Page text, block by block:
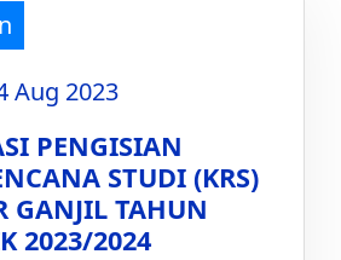
Aug 2023
PENGISIAN
STUDI (KRS)
GANJIL TAHUN
2023/2024